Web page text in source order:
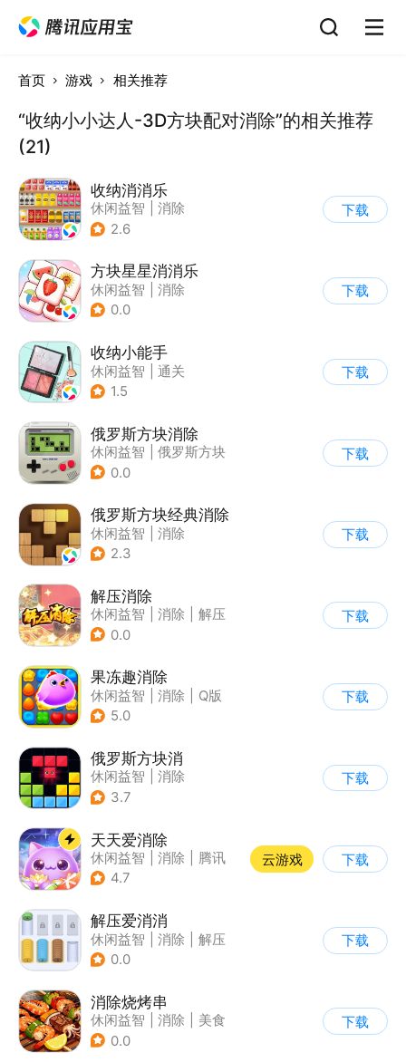
首页 游戏 相关推荐
“收纳小小达人-3D方块配对消除”的相关推荐
(21)
收纳消消乐
休闲益智
消除
2.6
下载
方块星星消消乐
休闲益智
消除
0.0
下载
收纳小能手
休闲益智
通关
| 居家生活
1.5
下载
俄罗斯方块消除
休闲益智
俄罗斯方块
| 消除
0.0
下载
俄罗斯方块经典消除
休闲益智
消除
| 俄罗斯方块
2.3
下载
解压消除
休闲益智 消除
解压
| 合成
0.0
下载
果冻趣消除
休闲益智 消除
Q版
5.0
下载
俄罗斯方块消
休闲益智
消除
| 俄罗斯方块
3.7
下载
天天爱消除
休闲益智 消除
腾讯
| 单机
4.7
云游戏 下载
解压爱消消
休闲益智 消除
解压
| 合成
0.0
下载
消除烧烤串
休闲益智 消除
美食
| 清新
0.0
下载